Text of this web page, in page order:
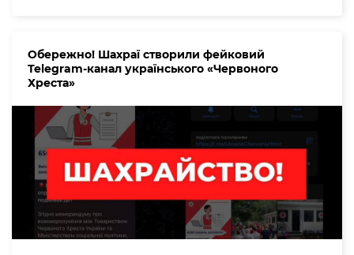
Обережно! Шахраї створили фейковий
Telegram-канал українського «Червоного
Хреста»